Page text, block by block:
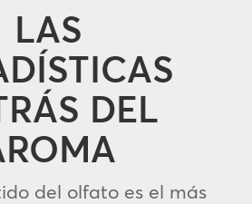
LAS
DEL
del olfato es el más